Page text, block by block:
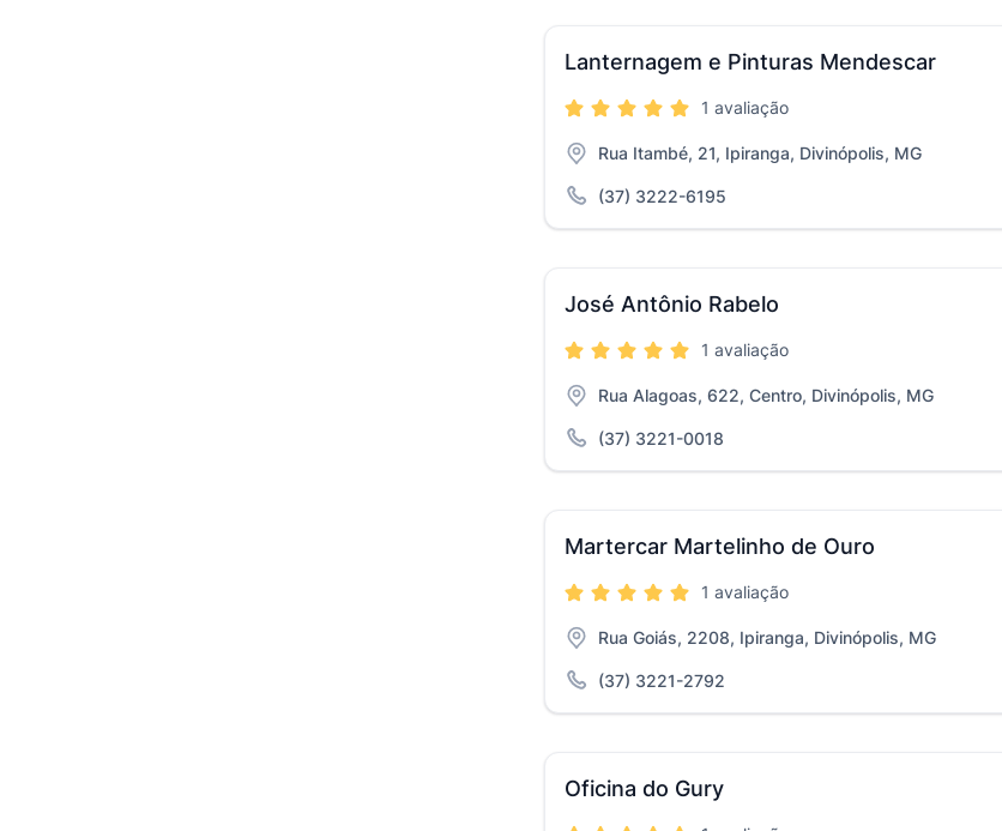
Lanternagem e Pinturas Mendescar
1 avaliação
Rua Itambé, 21, Ipiranga, Divinópolis, MG
(37) 3222-6195
José Antônio Rabelo
1 avaliação
Rua Alagoas, 622, Centro, Divinópolis, MG
(37) 3221-0018
Martercar Martelinho de Ouro
1 avaliação
Rua Goiás, 2208, Ipiranga, Divinópolis, MG
(37) 3221-2792
Oficina do Gury